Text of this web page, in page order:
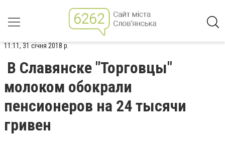
11:11, 31 січня 2018 р.
В Славянске "Торговцы"
молоком обокрали
пенсионеров на 24 тысячи
гривен